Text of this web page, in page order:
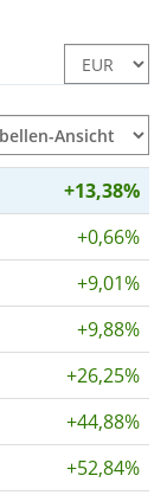
+13,38%
+0,66%
+9,01%
+9,88%
+26,25%
+44,88%
+52,84%